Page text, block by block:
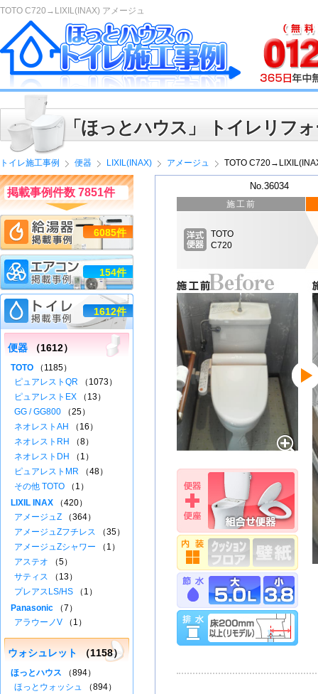
TOTO C720→LIXIL(INAX) アメージュ
「ほっとハウス」 トイレリフ
トイレ施工事例 便器 LIXIL(INAX) アメージュ TOTO
No.36034
施工前
TOTO
C720
掲載事例件数 7851件
6085件
154件
1612件
便器 （1612）
TOTO （1185）
ピュアレストQR （1073）
ピュアレストEX （13）
GG / GG800 （25）
ネオレストAH
（16）
ネオレストRH
（8）
ネオレストDH
（1）
ピュアレストMR （48）
その他 TOTO （1）
LIXIL INAX （420）
アメージュZ （364）
アメージュZフチレス （35）
アメージュZシャワー （1）
アステオ （5）
サティス （13）
プレアスLS/HS （1）
Panasonic （7）
アラウーノV （1）
ウォシュレット （1158）
ほっとハウス （894）
ほっとウォッシュ （894）